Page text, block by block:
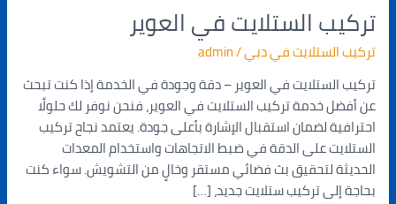
تركيب الستلايت في العوير
تركيب الستلايت في دبي/
admin
تركيب الستلايت في العوير – دقة وجودة في الخدمة إذا كنت تبحث
عن أفضل خدمة تركيب الستلايت في العوير، فنحن نوفر لك حلولًا
احترافية لضمان استقبال الإشارة بأعلى جودة. يعتمد نجاح تركيب
الستلايت على الدقة في ضبط الاتجاهات واستخدام المعدات
الحديثة لتحقيق بث فضائي مستقر وخالٍ من التشويش. سواء كنت
بحاجة إلى تركيب ستلايت جديد، […]